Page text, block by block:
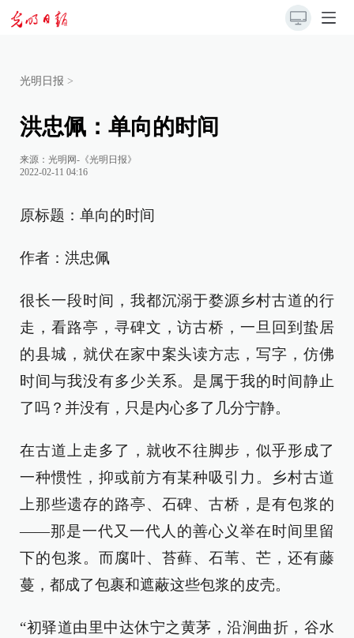
光明日报 >
洪忠佩：单向的时间
来源： 光明网-《光明日报》
2022-02-11 04:16
原标题：单向的时间
作者：洪忠佩
很长一段时间，我都沉溺于婺源乡村古道的行
走，看路亭，寻碑文，访古桥，一旦回到蛰居
的县城，就伏在家中案头读方志，写字，仿佛
时间与我没有多少关系。是属于我的时间静止
了吗？并没有，只是内心多了几分宁静。
在古道上走多了，就收不往脚步，似乎形成了
一种惯性，抑或前方有某种吸引力。乡村古道
上那些遗存的路亭、石碑、古桥，是有包浆的
——那是一代又一代人的善心义举在时间里留
下的包浆。而腐叶、苔藓、石苇、芒，还有藤
蔓，都成了包裹和遮蔽这些包浆的皮壳。
“初驿道由里中达休宁之黄茅，沿涧曲折，谷水